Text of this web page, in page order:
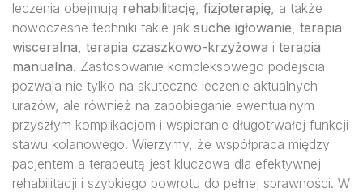
leczenia obejmują rehabilitację, fizjoterapię, a także
nowoczesne techniki takie jak suche igłowanie, terapia
wisceralna, terapia czaszkowo-krzyżowa i terapia
manualna. Zastosowanie kompleksowego podejścia
pozwala nie tylko na skuteczne leczenie aktualnych
urazów, ale również na zapobieganie ewentualnym
przyszłym komplikacjom i wspieranie długotrwałej funkcji
stawu kolanowego. Wierzymy, że współpraca między
pacjentem a terapeutą jest kluczowa dla efektywnej
rehabilitacji i szybkiego powrotu do pełnej sprawności. W